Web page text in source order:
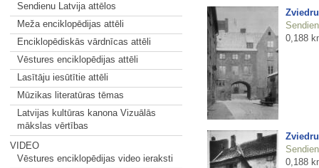
Sendienu Latvija attēlos
Meža enciklopēdijas attēli
Enciklopēdiskās vārdnīcas attēli
Vēstures enciklopēdijas attēli
Lasītāju iesūtītie attēli
Mūzikas literatūras tēmas
Latvijas kultūras kanona Vizuālās
mākslas vērtības
VIDEO
Vēstures enciklopēdijas video ieraksti
0,188
0,188